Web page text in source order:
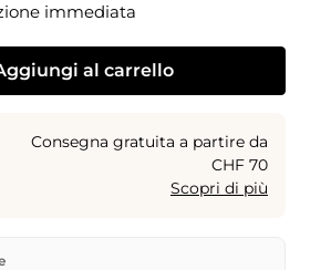
immediata
desiderata o usa i pulsanti per aumentare o
al carrello
Consegna gratuita a partire da
CHF 70
Scopri di più
a Kriens, in Svizzera.